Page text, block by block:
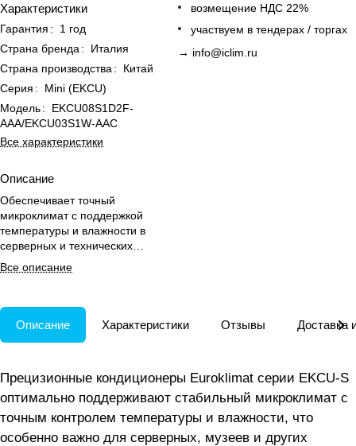
Характеристики
Гарантия :
1 год
Страна бренда :
Италия
Страна производства :
Китай
Серия :
Mini (EKCU)
Модель:
EKCU08S1D2F-
AAA/EKCU03S1W-AAC
Все характеристики
Описание
Обеспечивает точный
микроклимат с поддержкой
температуры и влажности в
серверных и технических
помещениях 24/7 без простоев.
Все описание
возмещение НДС 22%
участвуем в тендерах / торгах
→ info@iclim.ru
Описание Характеристики Отзывы Доставка
Прецизионные кондиционеры Euroklimat серии EKCU-S
оптимально поддерживают стабильный микроклимат с
точным контролем температуры и влажности, что
особенно важно для серверных, музеев и других